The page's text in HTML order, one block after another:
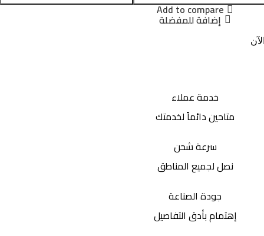
Add to compare
إضافة للمفضلة
خدمة عملاء
متاحين دائماً لخدمتك
سرعة شحن
نصل لجميع المناطق
جودة الصناعة
إهتمام بأدق التفاصيل